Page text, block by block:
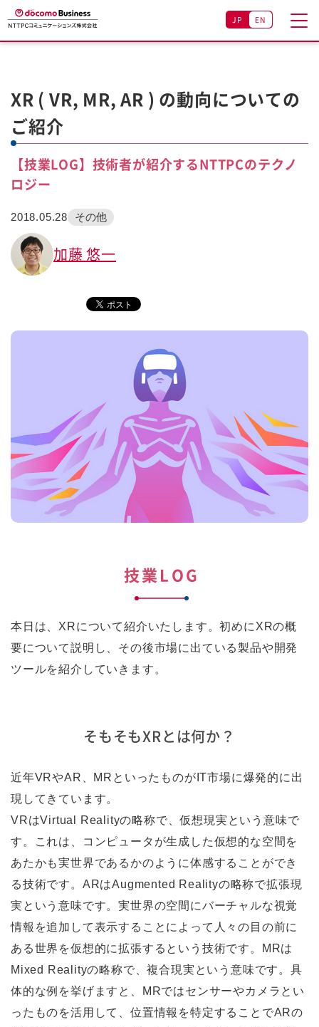
JP EN
XR ( VR, MR, AR ) の動向についての
ご紹介
【技業LOG】技術者が紹介するNTTPCのテクノ
ロジー
2018.05.28 その他
加藤 悠一
技業LOG
本日は、XRについて紹介いたします。初めにXRの概
要について説明し、その後市場に出ている製品や開発
ツールを紹介していきます。
そもそもXRとは何か？
近年VRやAR、MRといったものがIT市場に爆発的に出
現してきています。
VRはVirtual Realityの略称で、仮想現実という意味で
す。これは、コンピュータが生成した仮想的な空間を
あたかも実世界であるかのように体感することができ
る技術です。ARはAugmented Realityの略称で拡張現
実という意味です。実世界の空間にバーチャルな視覚
情報を追加して表示することによって人々の目の前に
ある世界を仮想的に拡張するという技術です。MRは
Mixed Realityの略称で、複合現実という意味です。具
体的な例を挙げますと、MRではセンサーやカメラとい
ったものを活用して、位置情報を特定することでARの